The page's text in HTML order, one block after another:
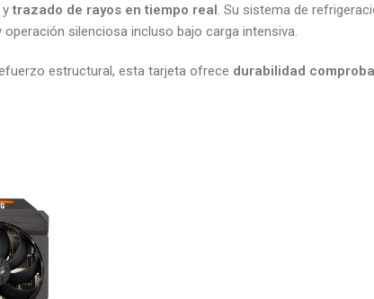
ytrazado de rayos en tiempo real. Su sistema de
silenciosa incluso bajo carga intensiva.
estructural, esta tarjeta ofrece durabilidad